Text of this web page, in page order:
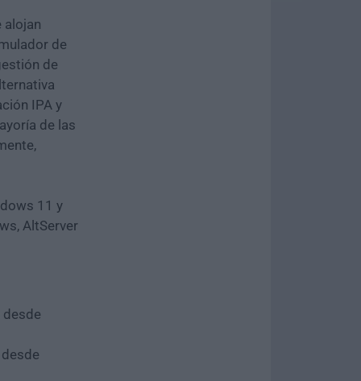
alojan
de
de
IPA y
de las
11 y
AltServer